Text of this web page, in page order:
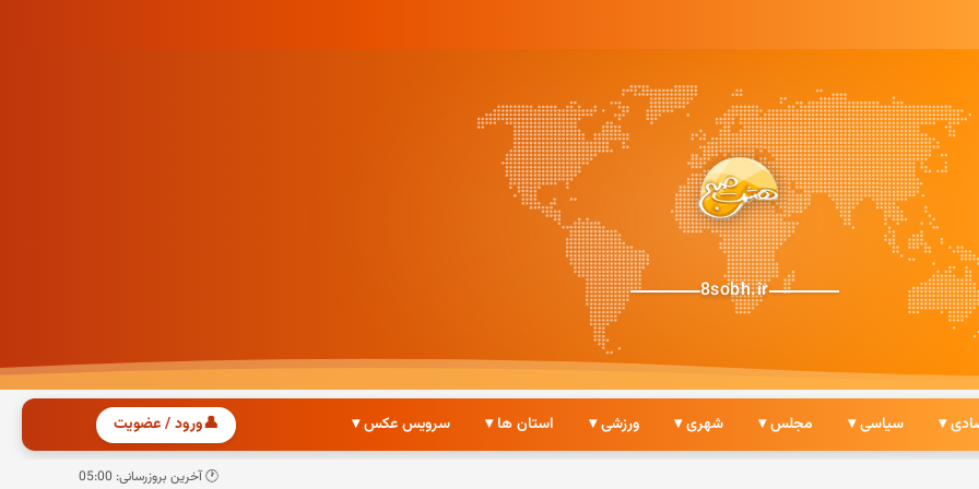
8sobh.ir
▾ سیاسی ▾ مجلس ▾ شهری ▾ ورزشی ▾ استان ها ▾ سرویس عکس ▾ 👤ورود / عضویت
🕐 آخرین بروزرسانی: 05:00